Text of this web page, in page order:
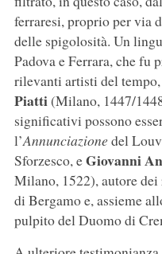
ferraresi, proprio per via
delle spigolosità. Un
Padova e Ferrara, che fu
rilevanti artisti del
Piatti(Milano, 1447/
significativi possono
l’Annunciazionedel
Sforzesco, eGiovanni
Milano, 1522), autore
di Bergamo e, assieme
pulpito del Duomo di